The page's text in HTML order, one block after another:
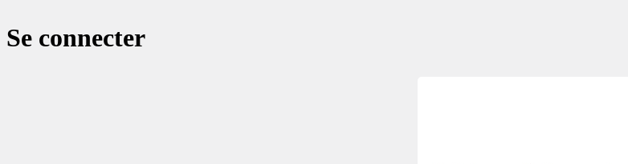
Se connecter